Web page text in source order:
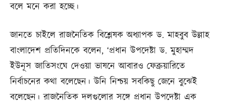
বলে মনে করা হচ্ছে।
জানতে চাইলে রাজনৈতিক বিশ্লেষক অধ্যাপক ড. মাহবুব উল্লাহ
বাংলাদেশ প্রতিদিনকে বলেন, ‘প্রধান উপদেষ্টা ড. মুহাম্মদ
ইউনূস জাতিসংঘে দেওয়া ভাষনে আবারও ফেব্রুয়ারিতে
নির্বাচনের কথা বলেছেন। উনি নিশ্চয় সবকিছু জেনে বুঝেই
বলেছেন। রাজনৈতিক দলগুলোর সঙ্গে প্রধান উপদেষ্টা এক